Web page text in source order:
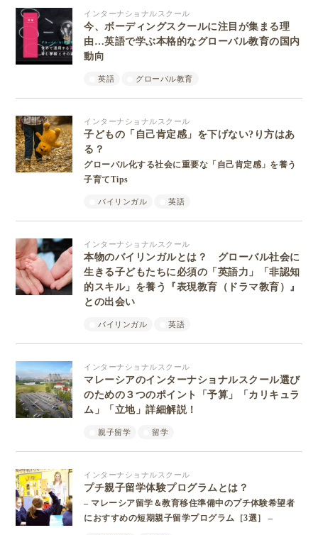
インターナショナルスクール
今、ボーディングスクールに注目が集まる理
由…英語で学ぶ本格的なグローバル教育の国内
動向
英語 グローバル教育
インターナショナルスクール
子どもの「自己肯定感」を下げない?り方はあ
る？
グローバル化する社会に重要な「自己肯定感」を養う
子育てTips
バイリンガル 英語
インターナショナルスクール
本物のバイリンガルとは？ グローバル社会に
生きる子どもたちに必須の「英語力」「非認知
的スキル」を養う『表現教育（ドラマ教育）』
との出会い
バイリンガル 英語
インターナショナルスクール
マレーシアのインターナショナルスクール選び
のための３つのポイント「予算」「カリキュラ
ム」「立地」詳細解説！
親子留学 留学
インターナショナルスクール
プチ親子留学体験プログラムとは？
– マレーシア留学＆教育移住準備中のプチ体験希望者
におすすめの短期親子留学プログラム［3選］ –